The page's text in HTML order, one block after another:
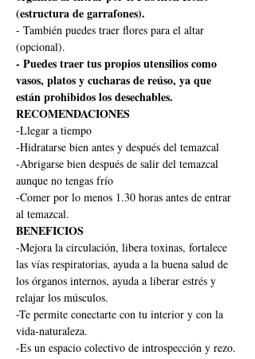
(estructura de garrafones).
- También puedes traer flores para el altar
(opcional).
- Puedes traer tus propios utensilios como
vasos, platos y cucharas de reúso, ya que
están prohibidos los desechables.
RECOMENDACIONES
-Llegar a tiempo
-Hidratarse bien antes y después del temazcal
-Abrigarse bien después de salir del temazcal
aunque no tengas frío
-Comer por lo menos 1.30 horas antes de entrar
al temazcal.
BENEFICIOS
-Mejora la circulación, libera toxinas, fortalece
las vías respiratorias, ayuda a la buena salud de
los órganos internos, ayuda a liberar estrés y
relajar los músculos.
-Te permite conectarte con tu interior y con la
vida-naturaleza.
-Es un espacio colectivo de introspección y rezo.